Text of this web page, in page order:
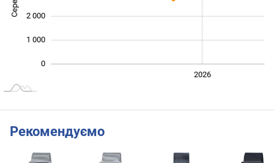
0
1 000
2 000
2026
Рекомендуємо